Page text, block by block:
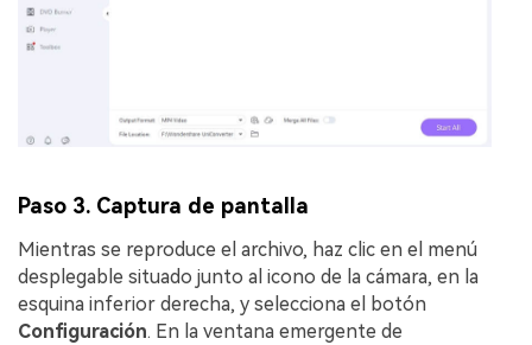
Paso 3. Captura de pantalla
Mientras se reproduce el archivo, haz clic en el menú
desplegable situado junto al icono de la cámara, en la
esquina inferior derecha, y selecciona el botón
Configuración. En la ventana emergente de